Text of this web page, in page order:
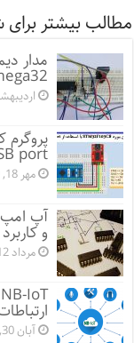
مطالب بیشتر برای
اردیبهشت
port
مهر 18, 1399
آپ امپ
و
مرداد 12, 1397
آبان 30, 1400